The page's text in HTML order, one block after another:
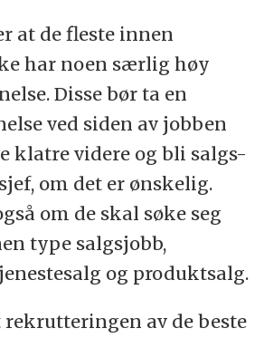
at de fleste innen
har noen særlig høy
Disse bør ta en
ved siden av jobben
klatre videre og bli salgs-
om det er ønskelig.
om de skal søke seg
type salgsjobb,
og produktsalg.
rekrutteringen av de beste